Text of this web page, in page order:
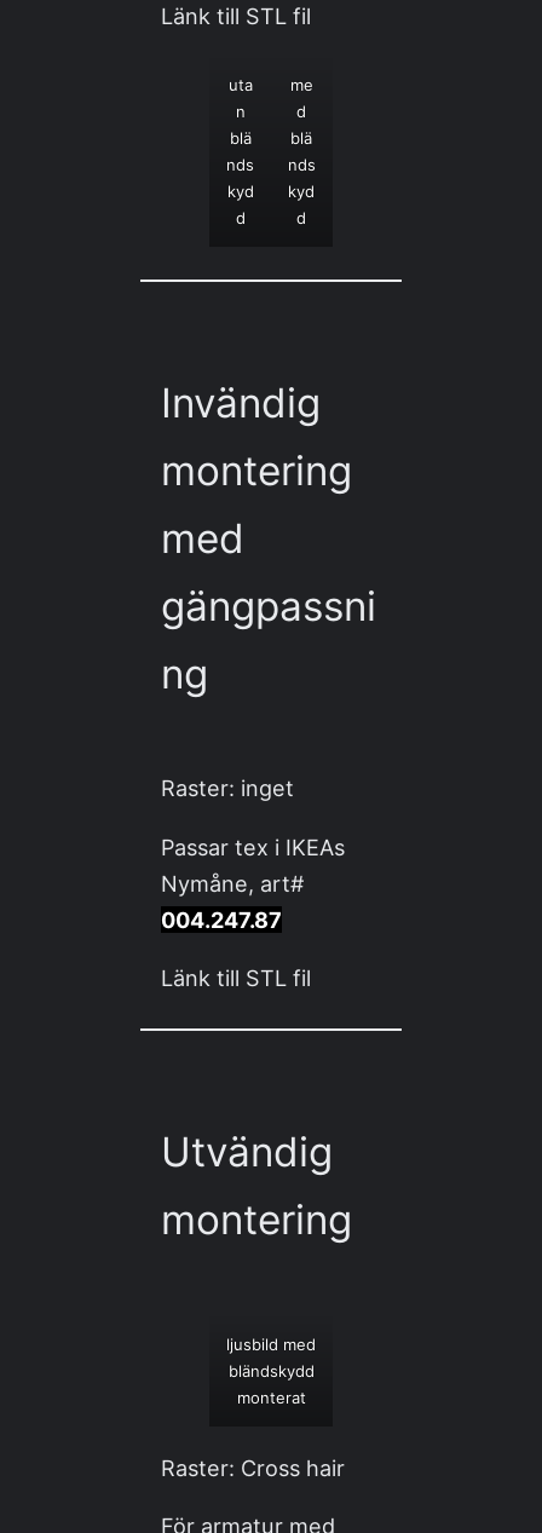
Länk till STL fil
uta
n
blä
nds
kyd
d
me
d
blä
nds
kyd
d
Invändig
montering
med
gängpassni
ng
Raster: inget
Passar tex i IKEAs
Nymåne, art#
004.247.87
Länk till STL fil
Utvändig
montering
ljusbild med
bländskydd
monterat
Raster: Cross hair
För armatur med